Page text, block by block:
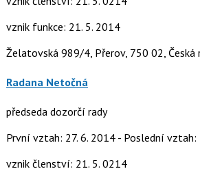
vznik funkce: 21. 5. 2014
Želatovská 989/4, Přerov, 750 02, Česká
Radana Netočná
předseda dozorčí rady
První vztah: 27. 6. 2014 - Poslední vztah:
vznik členství: 21. 5. 0214